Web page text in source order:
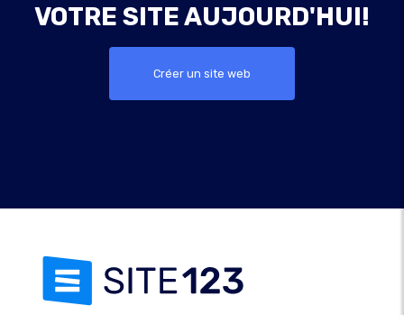
VOTRE SITE AUJOURD'HUI!
Créer un site web